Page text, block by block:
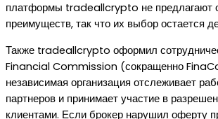
платформы tradeallcrypto не предлагают
преимуществ, так что их выбор остается
Также tradeallcrypto оформил
Financial Commission (сокращенно
независимая организация отслеживает
партнеров и принимает участие в
клиентами. Если брокер нарушил оферту